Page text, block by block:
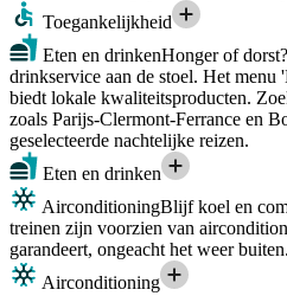
Toegankelijkheid
Eten en drinkenHonger of
drinkservice aan de stoel. Het menu
biedt lokale kwaliteitsproducten.
zoals Parijs-Clermont-Ferrance en
geselecteerde nachtelijke reizen.
Eten en drinken
AirconditioningBlijf koel en
treinen zijn voorzien van
garandeert, ongeacht het weer buiten.
Airconditioning